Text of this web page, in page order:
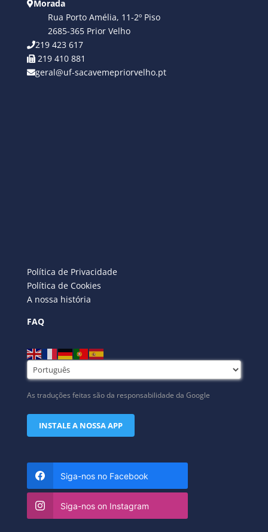
Morada
Rua Porto Amélia, 11-2º Piso
2685-365 Prior Velho
219 423 617
219 410 881
geral@uf-sacavemepriorvelho.pt
Política de Privacidade
Política de Cookies
A nossa história
FAQ
As traduções feitas são da responsabilidade da Google
INSTALE A NOSSA APP
Siga-nos no Facebook
Siga-nos on Instagram